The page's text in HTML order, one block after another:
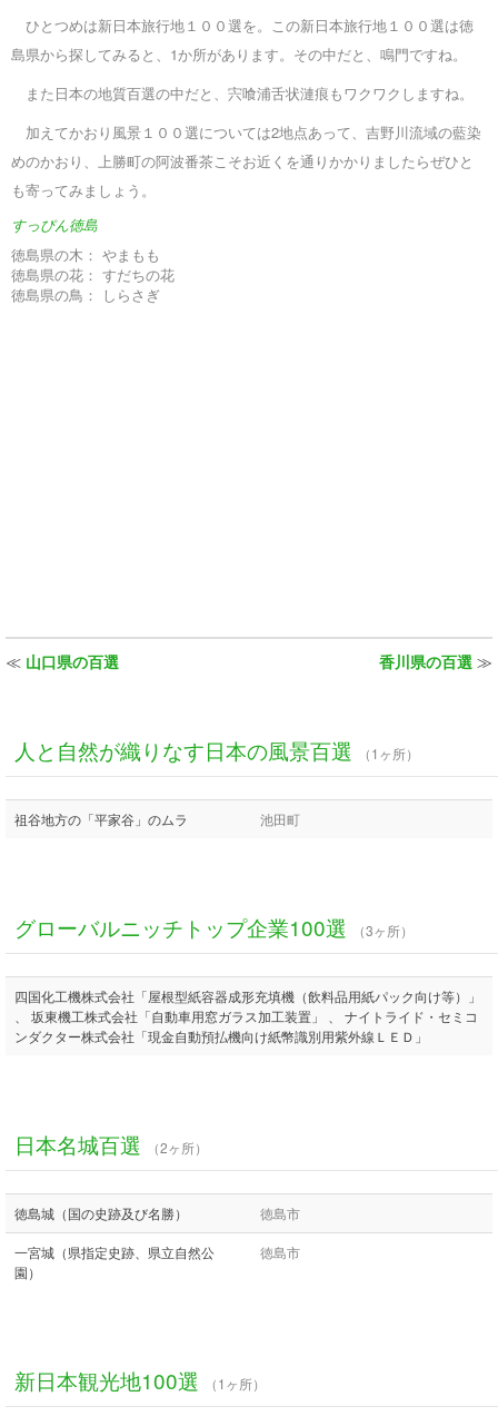
ひとつめは新日本旅行地１００選を。この新日本旅行地１００選は徳
島県から探してみると、1か所があります。その中だと、鳴門ですね。
また日本の地質百選の中だと、宍喰浦舌状漣痕もワクワクしますね。
加えてかおり風景１００選については2地点あって、吉野川流域の藍染
めのかおり、上勝町の阿波番茶こそお近くを通りかかりましたらぜひと
も寄ってみましょう。
すっぴん徳島
徳島県の木： やまもも
徳島県の花： すだちの花
徳島県の鳥：
しらさぎ
≪ 山口県の百選 香川県の百選 ≫
人と自然が織りなす日本の風景百選 （1ヶ所）
祖谷地方の「平家谷」のムラ 池田町
グローバルニッチトップ企業100選 （3ヶ所）
四国化工機株式会社「屋根型紙容器成形充填機（飲料品用紙パック向け等）」
ンダクター株式会社「現金自動預払機向け紙幣識別用紫外線ＬＥＤ」
日本名城百選 （2ヶ所）
徳島城（国の史跡及び名勝） 徳島市
一宮城（県指定史跡、県立自然公
園）
徳島市
新日本観光地100選 （1ヶ所）